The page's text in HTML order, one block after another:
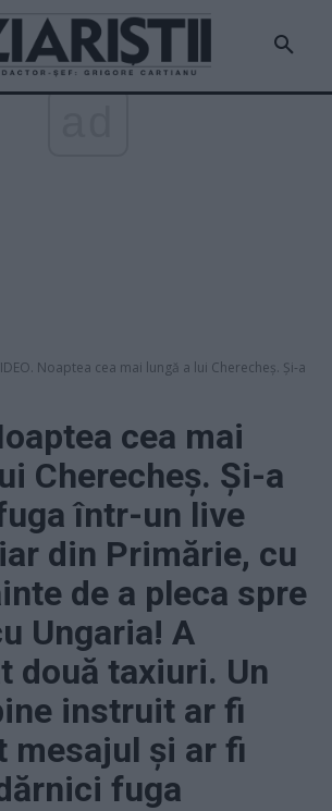
Noaptea cea mai lungă a lui Cherecheș. Și-a
cea mai
Cherecheș. Și-a
într-un live
din Primărie, cu
de a pleca spre
Ungaria! A
două taxiuri. Un
instruit ar fi
mesajul și ar fi
fuga